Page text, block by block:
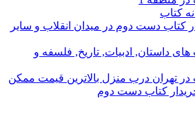
کتاب
کتاب دست دوم در میدان انقلاب و سایر
های داستان, ادبیات, تاریخ, فلسفه و
در تهران درب منزل بالاترین قیمت ممکن
کتاب دست دوم